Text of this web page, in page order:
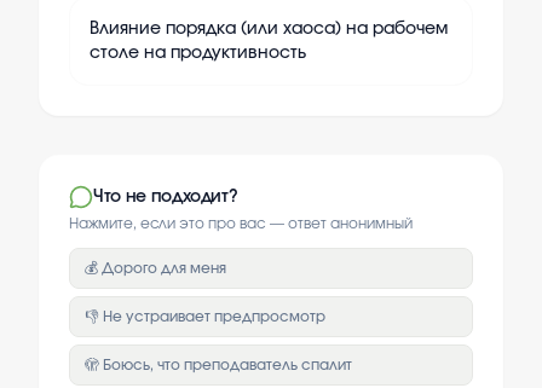
Влияние порядка (или хаоса) на рабочем
столе на продуктивность
Что не подходит?
Нажмите, если это про вас — ответ анонимный
💰 Дорого для меня
👎 Не устраивает предпросмотр
🫣 Боюсь, что преподаватель спалит